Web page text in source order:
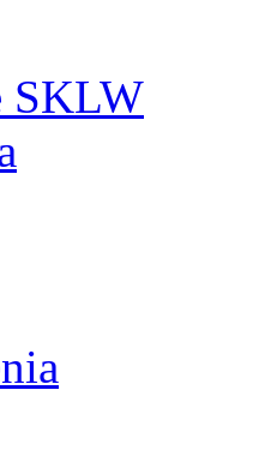
SKLW